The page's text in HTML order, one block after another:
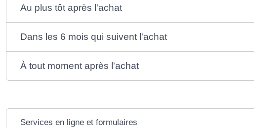
Au plus tôt après l'achat
Dans les 6 mois qui suivent l'achat
À tout moment après l'achat
Services en ligne et formulaires